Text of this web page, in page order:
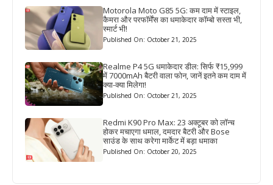
Motorola Moto G85 5G: कम दाम में स्टाइल,
कैमरा और परफॉर्मेंस का धमाकेदार कॉम्बो सस्ता भी,
स्मार्ट भी!
Published On: October 21, 2025
Realme P4 5G धमाकेदार डील: सिर्फ ₹15,999
में 7000mAh बैटरी वाला फोन, जानें इतने कम दाम में
क्या-क्या मिलेगा!
Published On: October 21, 2025
Redmi K90 Pro Max: 23 अक्टूबर को लॉन्च
होकर मचाएगा धमाल, दमदार बैटरी और Bose
साउंड के साथ करेगा मार्केट में बड़ा धमाका
Published On: October 20, 2025